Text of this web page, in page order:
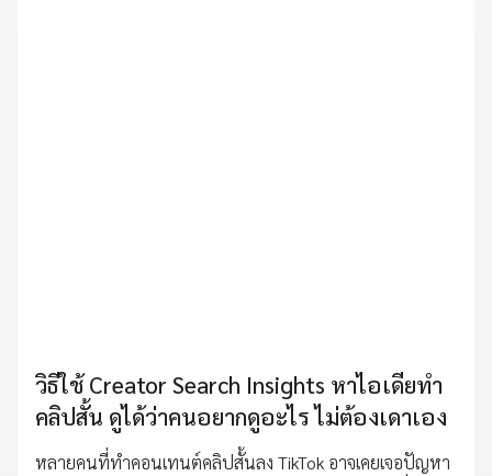
วิธีใช้ Creator Search Insights หาไอเดียทำ
คลิปสั้น ดูได้ว่าคนอยากดูอะไร ไม่ต้องเดาเอง
หลายคนที่ทำคอนเทนต์คลิปสั้นลง TikTok อาจเคยเจอปัญหา